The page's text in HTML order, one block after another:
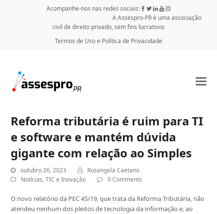
Acompanhe-nos nas redes sociais:
A Assespro-PR é uma associação
civil de direito privado, sem fins lucrativos
Termos de Uso e Política de Privacidade
Reforma tributária é ruim para TI
e software e mantém dúvida
gigante com relação ao Simples
outubro 26, 2023
Rosangela Caetano
Notícias,TIC e Inovação 0 Comments
O novo relatório da PEC 45/19, que trata da Reforma Tributária, não
atendeu nenhum dos pleitos de tecnologia da informação e, ao